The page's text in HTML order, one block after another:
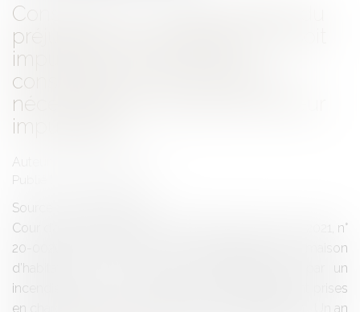
Construction : L'indemnisation du
préjudice moral implique qu'il soit
imputable aux désordres
constructifs et non au temps
nécessaire à la recherche de leur
imputabilité
Auteur : GAUVIN Ludovic
Publié le :
Source :
Cour d’appel de Bourges, Chambre civile, 25 mars 2021, n°
20-00267 Les époux B… sont propriétaires d’une maison
d’habitation qui est détruite accidentellement par un
incendie, dont les conséquences dommages sont prises
en charge par leur assureur multirisques habitation. Un an